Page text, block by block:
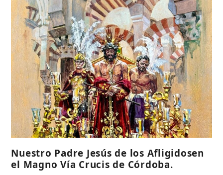
Nuestro Padre Jesús de los Afligidosen
el Magno Vía Crucis de Córdoba.